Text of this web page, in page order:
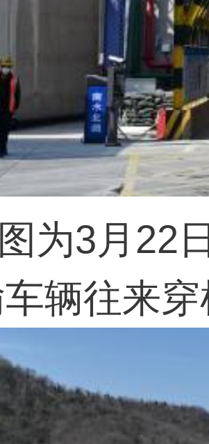
图为3月22
辆往来